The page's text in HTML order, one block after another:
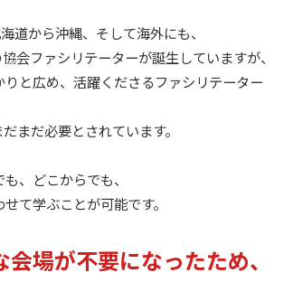
道から沖縄、そして海外にも、
会ファシリテーターが誕生していますが、
と広め、活躍くださるファシリテーター
まだ必要とされています。
、どこからでも、
て学ぶことが可能です。
会場が不要になったため、